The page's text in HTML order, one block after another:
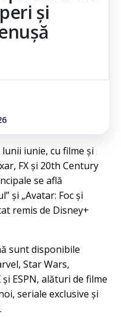
și
iunie, cu filme și
FX și 20th Century
se află
și „Avatar: Foc și
remis de Disney+
sunt disponibile
Star Wars,
ESPN, alături de filme
seriale exclusive și